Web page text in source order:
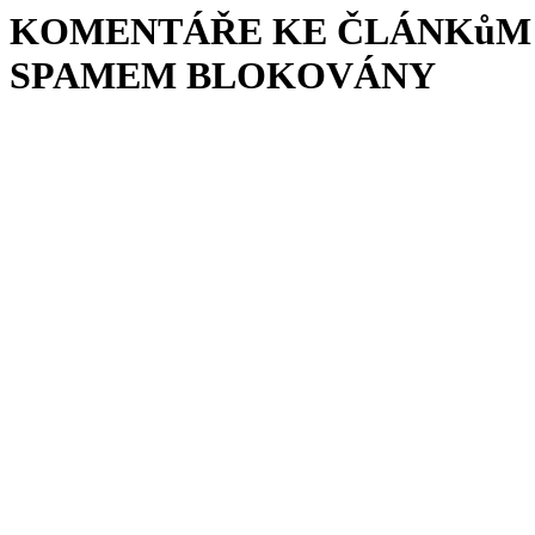
KOMENTÁŘE KE
SPAMEM BLOKOVÁNY